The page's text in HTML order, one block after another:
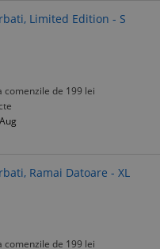
Limited Edition - S
comenzile de 199 lei
Ramai Datoare - XL
comenzile de 199 lei